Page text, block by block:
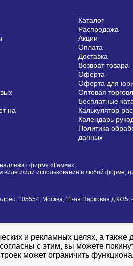
на
Каталог
Распродажа
Акции
Оплата
Доставка
Возврат товара
Оферта
Оферта для
Оптовая
Бесплатные
Калькулятор
Календарь
Политика
данных
фирме «Гамма».
виде и/или использование в любой
105554, Москва, 11-ая Парковая д.9/35,
и рекламных целях, а также
с этим, вы можете
может ограничить